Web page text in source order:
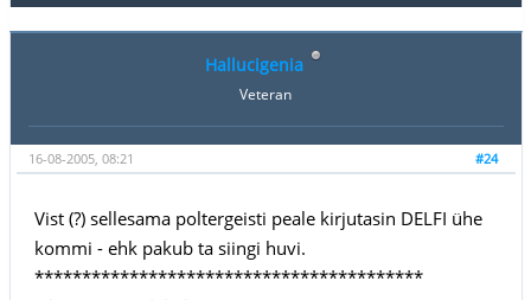
Hallucigenia
Veteran
#24
16-08-2005, 08:21
Vist (?) sellesama poltergeisti peale kirjutasin DELFI ühe
kommi - ehk pakub ta siingi huvi.
*****************************************